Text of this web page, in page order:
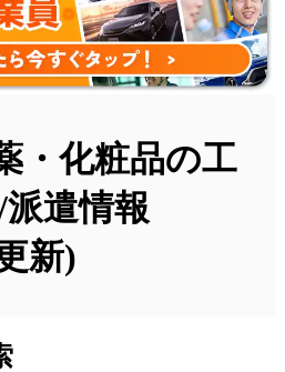
・化粧品の工
遣情報
新)